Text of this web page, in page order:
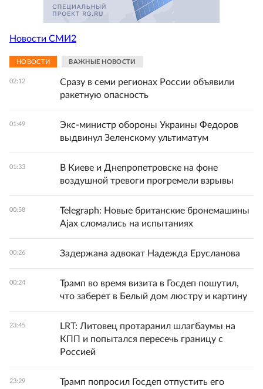
Новости СМИ2
НОВОСТИ ВАЖНЫЕ НОВОСТИ
02:12
Сразу в семи регионах России объявили
ракетную опасность
01:49
Экс-министр обороны Украины Федоров
выдвинул Зеленскому ультиматум
01:33
В Киеве и Днепропетровске на фоне
воздушной тревоги прогремели взрывы
00:58
Telegraph: Новые британские бронемашины
Ajax сломались на испытаниях
00:26 Задержана адвокат Надежда Ерусланова
00:24
Трамп во время визита в Госдеп пошутил,
что заберет в Белый дом люстру и картину
23:45
LRT: Литовец протаранил шлагбаумы на
КПП и попытался пересечь границу с
Россией
23:29
Трамп попросил Госдеп отпустить его